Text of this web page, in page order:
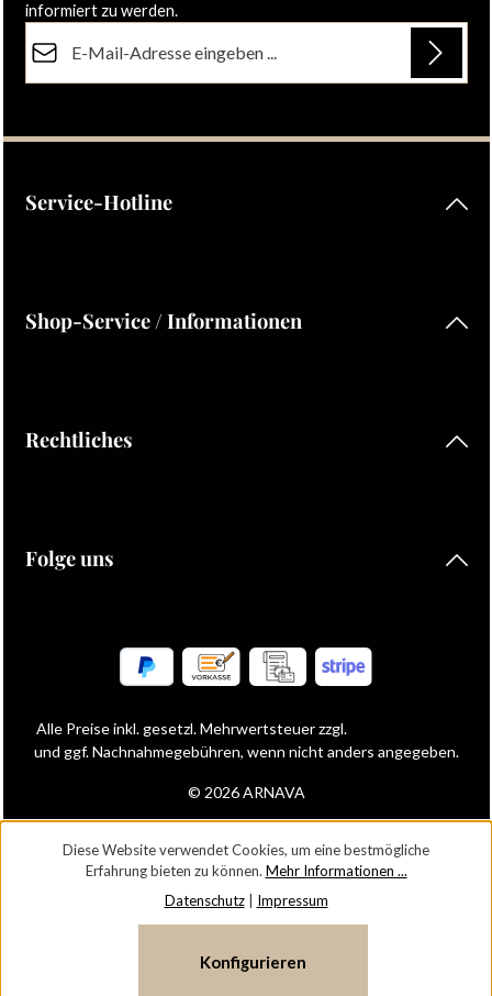
informiert zu werden.
Ich habe dieDatenschutzbestimmungenzur Kenntnis
Service-Hotline
Shop-Service / Informationen
Rechtliches
Folge uns
© 2026 ARNAVA
Alle Preise inkl. gesetzl. Mehrwertsteuer zzgl.
und ggf. Nachnahmegebühren, wenn nicht anders angegeben.
Diese Website verwendet Cookies, um eine bestmögliche
Erfahrung bieten zu können. Mehr Informationen ...
Datenschutz| Impressum
Konfigurieren